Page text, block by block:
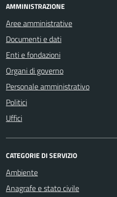
AMMINISTRAZIONE
Aree amministrative
Documenti e dati
Enti e fondazioni
Organi di governo
Personale amministrativo
Politici
Uffici
CATEGORIE DI SERVIZIO
Ambiente
Anagrafe e stato civile